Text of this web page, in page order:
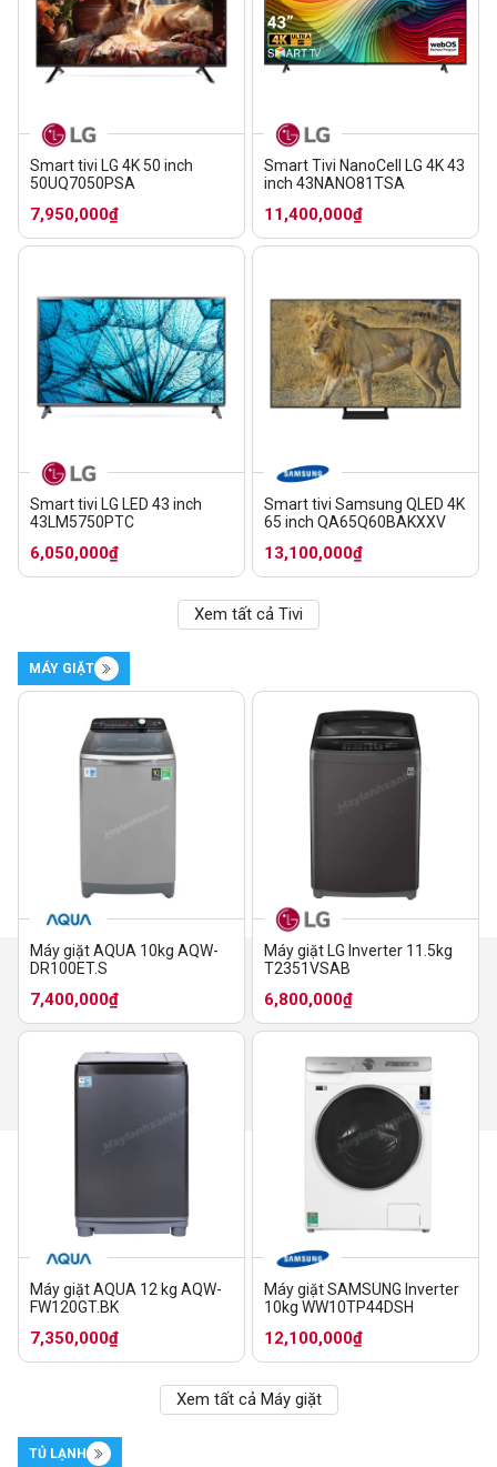
Smart tivi LG 4K 50 inch
50UQ7050PSA
7,950,000₫
Smart Tivi NanoCell LG 4K 43
inch 43NANO81TSA
11,400,000₫
Smart tivi LG LED 43 inch
43LM5750PTC
6,050,000₫
Smart tivi Samsung QLED 4K
65 inch QA65Q60BAKXXV
13,100,000₫
Xem tất cả Tivi
MÁY GIẶT
Máy giặt AQUA 10kg AQW-
DR100ET.S
7,400,000₫
Máy giặt LG Inverter 11.5kg
T2351VSAB
6,800,000₫
Máy giặt AQUA 12 kg AQW-
FW120GT.BK
7,350,000₫
Máy giặt SAMSUNG Inverter
10kg WW10TP44DSH
12,100,000₫
Xem tất cả Máy giặt
TỦ LẠNH